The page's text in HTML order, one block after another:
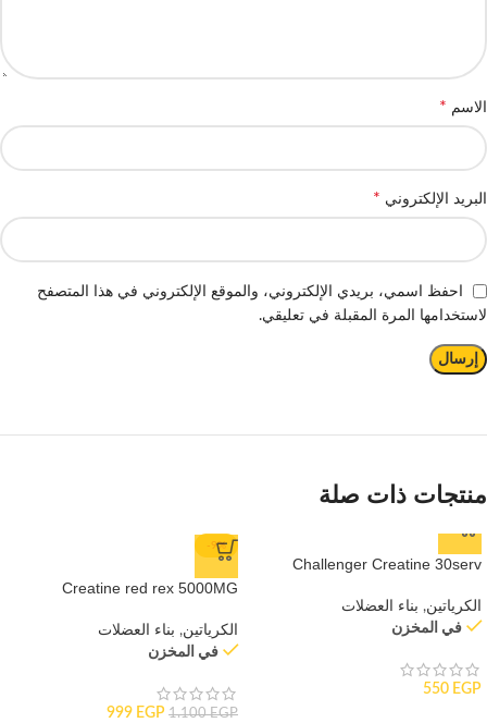
الاسم *
البريد الإلكتروني *
احفظ اسمي، بريدي الإلكتروني، والموقع الإلكتروني في هذا المتصفح
لاستخدامها المرة المقبلة في تعليقي.
منتجات ذات صلة
Challenger Creatine 30serv
الكرياتين, بناء العضلات
في المخزن
550 EGP
-9%
Creatine red rex 5000MG
الكرياتين, بناء العضلات
في المخزن
1.100EGP
999 EGP